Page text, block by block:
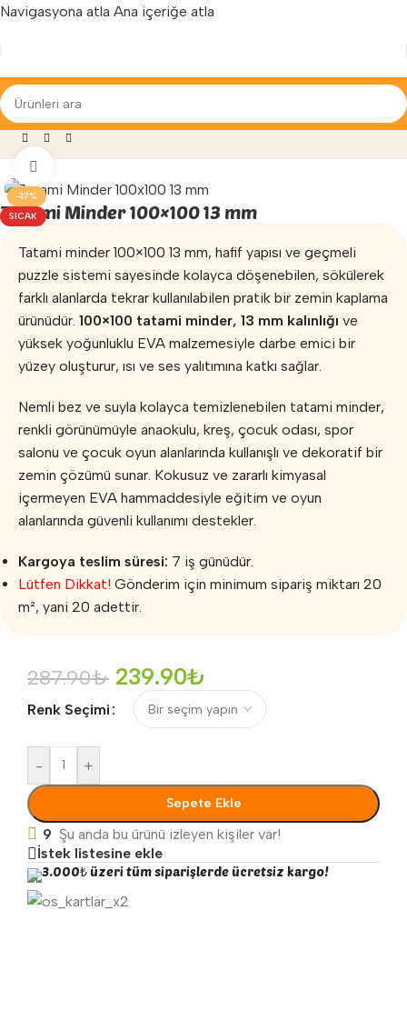
Navigasyona atla Ana içeriğe atla
Egzersiz»
-17%
SICAK
Tatami Minder 100×100 13 mm
Tatami minder 100×100 13 mm, hafif yapısı ve geçmeli
puzzle sistemi sayesinde kolayca döşenebilen, sökülerek
farklı alanlarda tekrar kullanılabilen pratik bir zemin kaplama
ürünüdür. 100×100 tatami minder, 13 mm kalınlığı ve
yüksek yoğunluklu EVA malzemesiyle darbe emici bir
yüzey oluşturur, ısı ve ses yalıtımına katkı sağlar.
Nemli bez ve suyla kolayca temizlenebilen tatami minder,
renkli görünümüyle anaokulu, kreş, çocuk odası, spor
salonu ve çocuk oyun alanlarında kullanışlı ve dekoratif bir
zemin çözümü sunar. Kokusuz ve zararlı kimyasal
içermeyen EVA hammaddesiyle eğitim ve oyun
alanlarında güvenli kullanımı destekler.
Kargoya teslim süresi: 7 iş günüdür.
Lütfen Dikkat! Gönderim için minimum sipariş miktarı 20
m², yani 20 adettir.
287.90₺ 239.90₺
Renk Seçimi
- +
Sepete Ekle
9 Şu anda bu ürünü izleyen kişiler var!
İstek listesine ekle
3.000₺ üzeri tüm siparişlerde ücretsiz kargo!